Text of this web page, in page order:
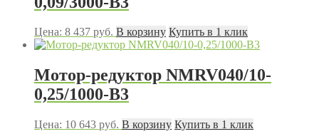
Цена: 8 437 руб. В корзину Купить в 1 клик
Мотор-редуктор NMRV040/10-
0,25/1000-В3
Цена: 10 643 руб. В корзину Купить в 1 клик